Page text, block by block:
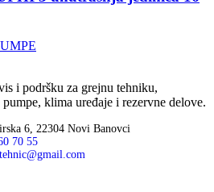
i podršku za grejnu tehniku,
klima uređaje i rezervne delove.
6, 22304 Novi Banovci
70 55